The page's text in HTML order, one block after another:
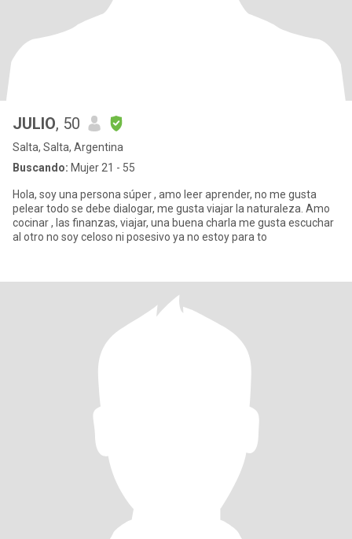
JULIO, 50
Salta, Salta, Argentina
Buscando: Mujer 21 - 55
Hola, soy una persona súper , amo leer aprender, no me gusta
pelear todo se debe dialogar, me gusta viajar la naturaleza. Amo
cocinar , las finanzas, viajar, una buena charla me gusta escuchar
al otro no soy celoso ni posesivo ya no estoy para to